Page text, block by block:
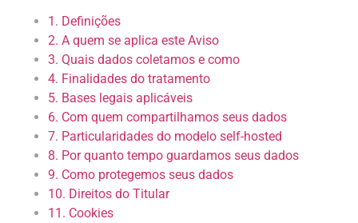
1. Definições
2. A quem se aplica este Aviso
3. Quais dados coletamos e como
4. Finalidades do tratamento
5. Bases legais aplicáveis
6. Com quem compartilhamos seus dados
7. Particularidades do modelo self-hosted
8. Por quanto tempo guardamos seus dados
9. Como protegemos seus dados
10. Direitos do Titular
11. Cookies